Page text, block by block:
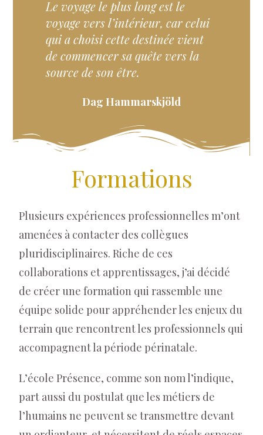
Le voyage le plus long est le
voyage vers l’intérieur, car celui
qui a choisi cette destinée vient
de commencer sa quête vers la
source de son être.
Dag Hammarskjöld
Formations
Plusieurs expériences professionnelles m’ont
amenées à contacter des collègues
pluridisciplinaires. Riche de ces
collaborations et apprentissages, j’ai décidé
de créer une formation qui rassemble une
équipe solide pour appréhender les enjeux du
terrain que rencontrent les professionnels qui
accompagnent la période périnatale.
L’école Présence, comme son nom l’indique,
part aussi du postulat que les métiers de
l’humains ne peuvent se transmettre devant